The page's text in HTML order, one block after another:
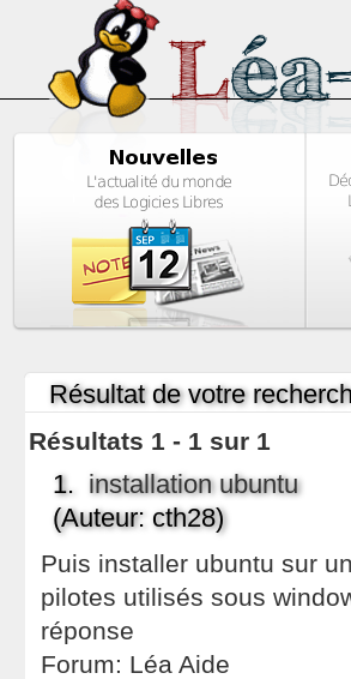
Résultat de votre
Résultats 1 - 1 sur 1
1. installation ubuntu
(Auteur: cth28)
Puis installer ubuntu sur
pilotes utilisés sous
réponse
Forum: Léa Aide